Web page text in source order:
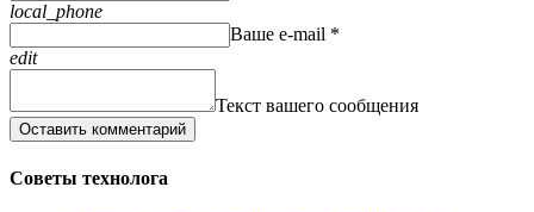
local_phone
Ваше e-mail *
edit
Текст вашего сообщения
Оставить комментарий
Советы технолога